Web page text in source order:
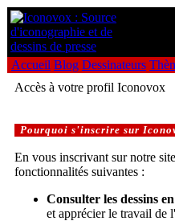
Accueil Blog Dessinateurs
Accès à votre profil Iconovox
Pourquoi s'inscrire sur
En vous inscrivant sur notre
fonctionnalités suivantes :
Consulter les dessins
et apprécier le travail de